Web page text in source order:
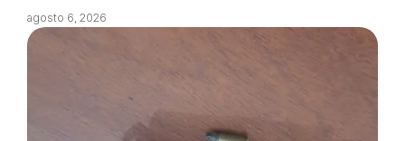
agosto 6, 2026